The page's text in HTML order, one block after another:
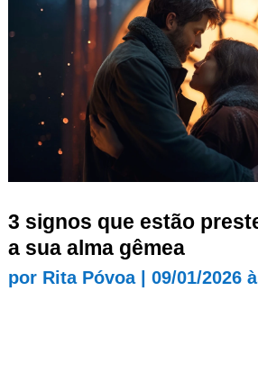
3 signos que estão
a sua alma gêmea
por Rita Póvoa| 09/01/2026